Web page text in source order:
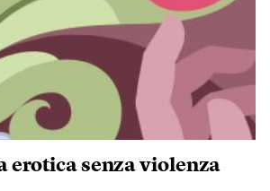
erotica senza violenza